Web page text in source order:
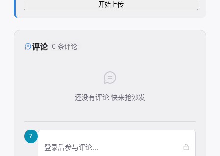
开始上传
评论 0 条评论
还没有评论,快来抢沙发
?
登录后参与评论...